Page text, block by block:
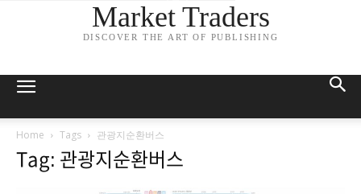
Market Traders
DISCOVER THE ART OF PUBLISHING
Home Tags 관광지순환버스
Tag: 관광지순환버스